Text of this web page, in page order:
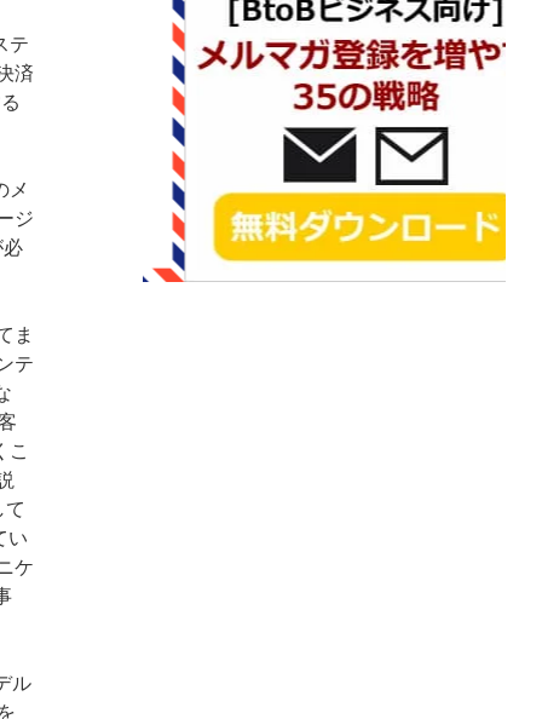
テ
済
メ
ジ
ま
テ
こ
い
ケ
ル